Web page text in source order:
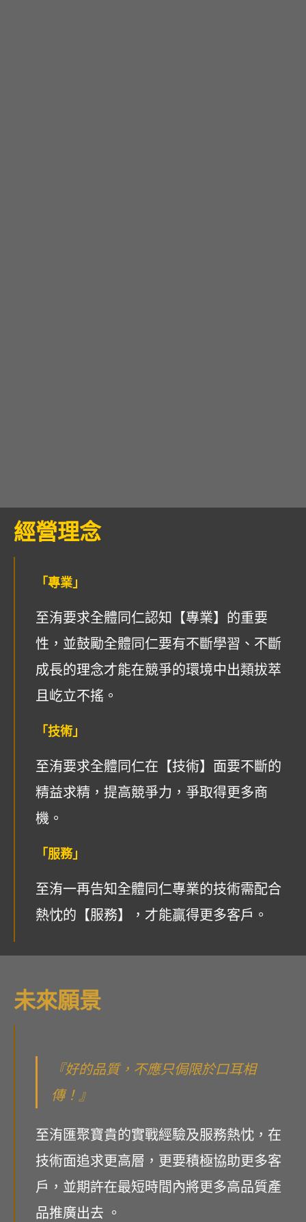
經營理念
「專業」
至洧要求全體同仁認知【專業】的重要
性，並鼓勵全體同仁要有不斷學習、不斷
成長的理念才能在競爭的環境中出類拔萃
且屹立不搖。
「技術」
至洧要求全體同仁在【技術】面要不斷的
精益求精，提高競爭力，爭取得更多商
機。
「服務」
至洧一再告知全體同仁專業的技術需配合
熱忱的【服務】，才能贏得更多客戶。
未來願景
『好的品質，不應只侷限於口耳相
傳！』
至洧匯聚寶貴的實戰經驗及服務熱忱，在
技術面追求更高層，更要積極協助更多客
戶，並期許在最短時間內將更多高品質產
品推廣出去 。